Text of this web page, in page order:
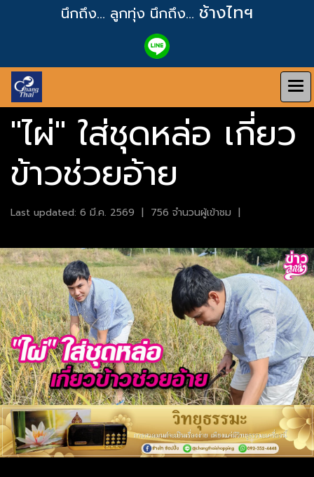
นึกถึง... ลูกทุ่ง นึกถึง... ช้างไทฯ
"ไผ่" ใส่ชุดหล่อ เกี่ยว
ข้าวช่วยอ้าย
Last updated: 6 มี.ค. 2569 | 756 จำนวนผู้เข้าชม |